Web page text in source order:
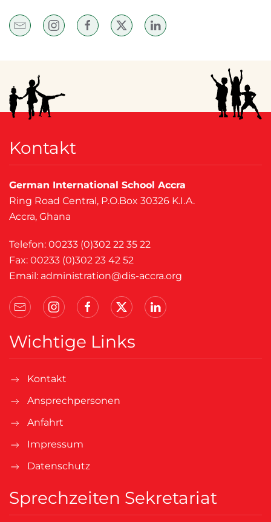
Kontakt
German International School Accra
Ring Road Central, P.O.Box 30326 K.I.A.
Accra, Ghana
Telefon: 00233 (0)302 22 35 22
Fax: 00233 (0)302 23 42 52
Email: administration@dis-accra.org
Wichtige Links
Kontakt
Ansprechpersonen
Anfahrt
Impressum
Datenschutz
Sprechzeiten Sekretariat